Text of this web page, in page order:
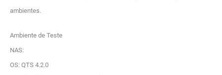
ambientes.
Ambiente de Teste
NAS:
OS: QTS 4.2.0